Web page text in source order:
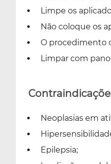
Limpe os
Não coloque os
O procedimento
Limpar com
Neoplasias em
Epilepsia;